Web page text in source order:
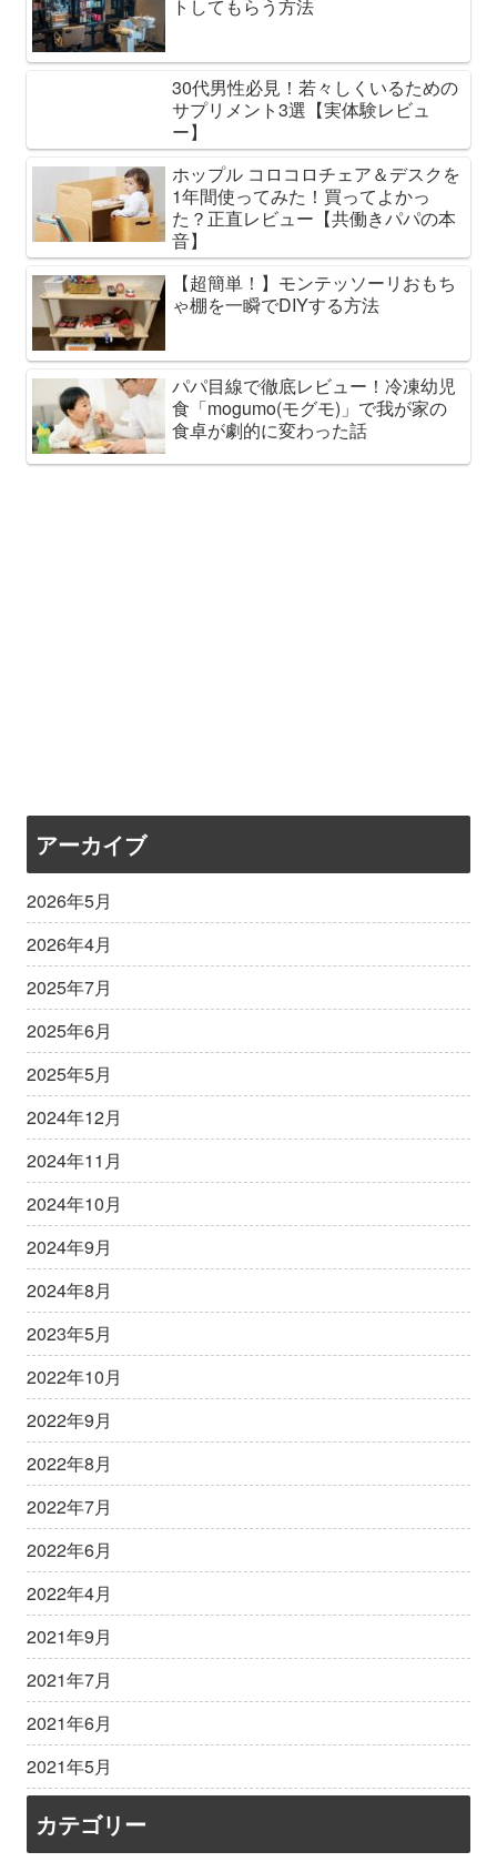
トしてもらう方法
30代男性必見！若々しくいるための
サプリメント3選【実体験レビュ
ー】
ホップル コロコロチェア＆デスクを
1年間使ってみた！買ってよかっ
た？正直レビュー【共働きパパの本
音】
【超簡単！】モンテッソーリおもち
ゃ棚を一瞬でDIYする方法
パパ目線で徹底レビュー！冷凍幼児
食「mogumo(モグモ)」で我が家の
食卓が劇的に変わった話
アーカイブ
2026年5月
2026年4月
2025年7月
2025年6月
2025年5月
2024年12月
2024年11月
2024年10月
2024年9月
2024年8月
2023年5月
2022年10月
2022年9月
2022年8月
2022年7月
2022年6月
2022年4月
2021年9月
2021年7月
2021年6月
2021年5月
カテゴリー